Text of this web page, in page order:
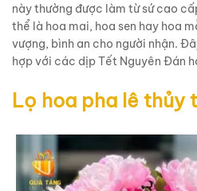
này thường được làm từ sứ cao
thể là hoa mai, hoa sen hay hoa
vượng, bình an cho người nhận.
hợp với các dịp Tết Nguyên Đán
Lọ hoa pha lê thủy